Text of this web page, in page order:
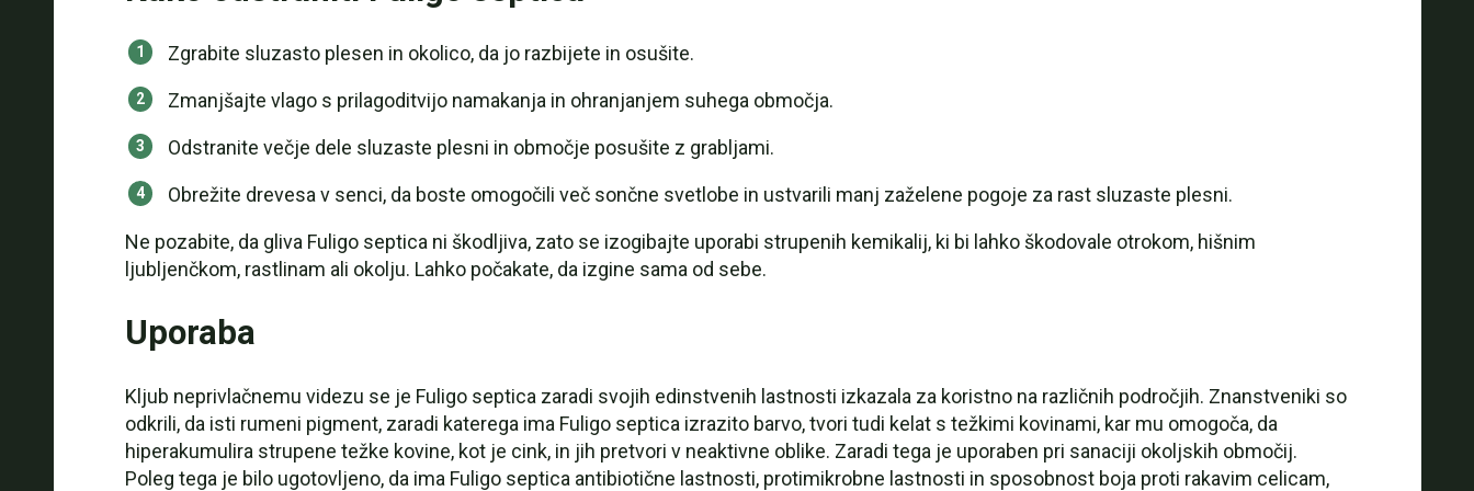
Zgrabite sluzasto plesen in okolico, da jo razbijete in osušite.
Zmanjšajte vlago s prilagoditvijo namakanja in ohranjanjem suhega območja.
Odstranite večje dele sluzaste plesni in območje posušite z grabljami.
Obrežite drevesa v senci, da boste omogočili več sončne svetlobe in ustvarili manj zaželene pogoje za rast sluzaste plesni.
Ne pozabite, da gliva Fuligo septica ni škodljiva, zato se izogibajte uporabi strupenih kemikalij, ki bi lahko škodovale otrokom, hišnim
ljubljenčkom, rastlinam ali okolju. Lahko počakate, da izgine sama od sebe.
Uporaba
Kljub neprivlačnemu videzu se je Fuligo septica zaradi svojih edinstvenih lastnosti izkazala za koristno na različnih področjih. Znanstveniki so
odkrili, da isti rumeni pigment, zaradi katerega ima Fuligo septica izrazito barvo, tvori tudi kelat s težkimi kovinami, kar mu omogoča, da
hiperakumulira strupene težke kovine, kot je cink, in jih pretvori v neaktivne oblike. Zaradi tega je uporaben pri sanaciji okoljskih območij.
Poleg tega je bilo ugotovljeno, da ima Fuligo septica antibiotične lastnosti, protimikrobne lastnosti in sposobnost boja proti rakavim celicam,